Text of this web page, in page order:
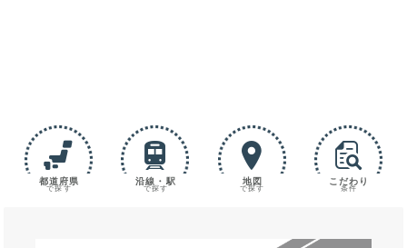
都道府県
で探す
沿線・駅
で探す
地図
で探す
こだわり
条件